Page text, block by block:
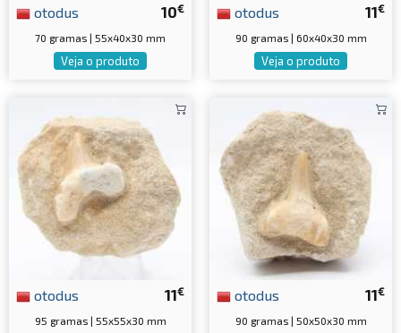
10€
otodus
70 gramas | 55x40x30 mm
Veja o produto
11€
otodus
90 gramas | 60x40x30 mm
Veja o produto
11€
otodus
95 gramas | 55x55x30 mm
11€
otodus
90 gramas | 50x50x30 mm